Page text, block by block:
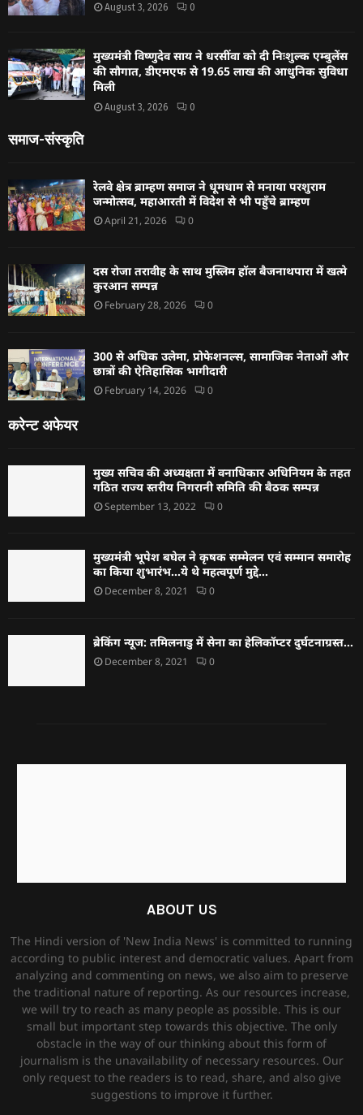
August 3, 2026 0
मुख्यमंत्री विष्णुदेव साय ने धरसींवा को दी निःशुल्क एम्बुलेंस
की सौगात, डीएमएफ से 19.65 लाख की आधुनिक सुविधा
मिली
August 3, 2026 0
समाज-संस्कृति
रेलवे क्षेत्र ब्राम्हण समाज ने धूमधाम से मनाया परशुराम
जन्मोत्सव, महाआरती में विदेश से भी पहुँचे ब्राम्हण
April 21, 2026 0
दस रोजा तरावीह के साथ मुस्लिम हॉल बैजनाथपारा में खत्मे
कुरआन सम्पन्न
February 28, 2026 0
300 से अधिक उलेमा, प्रोफेशनल्स, सामाजिक नेताओं और
छात्रों की ऐतिहासिक भागीदारी
February 14, 2026 0
करेन्ट अफेयर
मुख्य सचिव की अध्यक्षता में वनाधिकार अधिनियम के तहत
गठित राज्य स्तरीय निगरानी समिति की बैठक सम्पन्न
September 13, 2022 0
मुख्यमंत्री भूपेश बघेल ने कृषक सम्मेलन एवं सम्मान समारोह
का किया शुभारंभ…ये थे महत्वपूर्ण मुद्दे…
December 8, 2021 0
ब्रेकिंग न्यूज: तमिलनाडु में सेना का हेलिकॉप्टर दुर्घटनाग्रस्त…
December 8, 2021 0
ABOUT US
The Hindi version of 'New India News' is committed to running
according to public interest and democratic values. Apart from
analyzing and commenting on news, we also aim to preserve
the traditional nature of reporting. As our resources increase,
we will try to reach as many people as possible. This is our
small but important step towards this objective. The only
obstacle in the way of our thinking about this form of
journalism is the unavailability of necessary resources. Our
only request to the readers is to read, share, and also give
suggestions to improve it further.